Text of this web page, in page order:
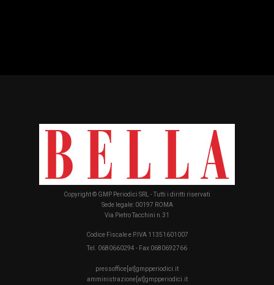
Copyright © GMP Periodici SRL - Tutti i diritti riservati
Sede legale: 00197 ROMA
Via Pietro Tacchini n.31
Codice Fiscale e P.IVA 11351601007
Tel. 0680660294 - Fax 0680692766
pressoffice[at]gmpperiodici.it
amministrazione[at]gmpperiodici.it